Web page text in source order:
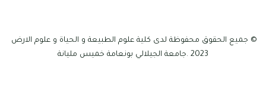
© جميع الحقوق محفوظة لدى كلية علوم الطبيعة و الحياة و علوم الارض
2023 .جامعة الجيلالي بونعامة خميس مليانة